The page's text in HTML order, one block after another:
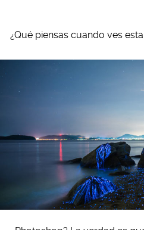
¿Qué piensas cuando ves